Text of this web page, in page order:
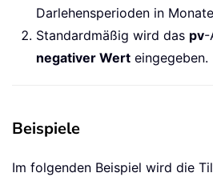
Darlehensperioden in
Standardmäßig wird das pv-
negativer Wert eingegeben.
Beispiele
Im folgenden Beispiel wird die